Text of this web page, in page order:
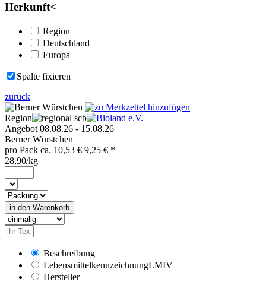
Herkunft<
Region
Deutschland
Europa
Spalte fixieren
zurück
Region
scb
Angebot 08.08.26 - 15.08.26
Berner Würstchen
pro Pack ca. 10,53 € 9,25 € *
28,90/kg
Beschreibung
LebensmittelkennzeichnungLMIV
Hersteller